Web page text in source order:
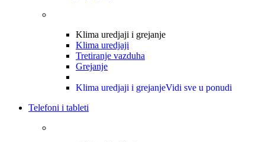
Klima uredjaji i grejanje
Klima uredjaji
Tretiranje vazduha
Grejanje
Klima uredjaji i grejanjeVidi sve u ponudi
Telefoni i tableti